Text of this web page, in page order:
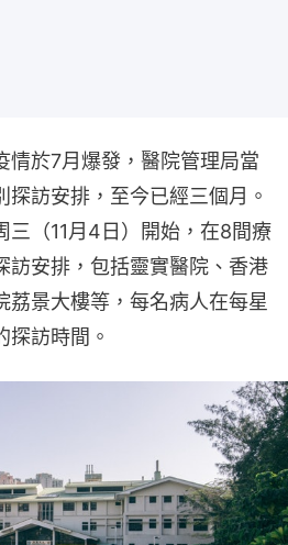
情於7月爆發，醫院管理局當
探訪安排，至今已經三個月。
三（11月4日）開始，在8間療
訪安排，包括靈實醫院、香港
荔景大樓等，每名病人在每星
探訪時間。